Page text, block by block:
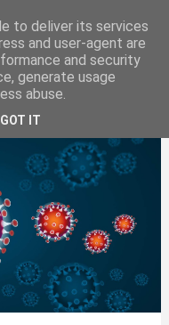
to deliver its services
and user-agent are
and security
generate usage
abuse.
GOT IT